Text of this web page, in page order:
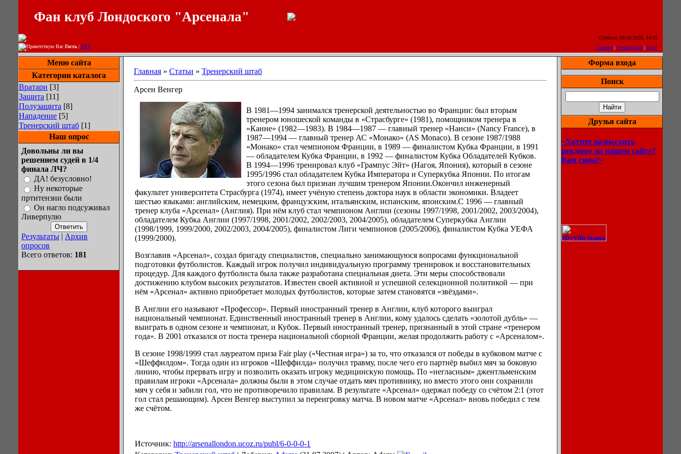
Фан клуб Лондоского "Арсенала"
Суббота, 08.08.2026, 14:15
Приветствую Вас Гость | RSS Главная | Регистрация | Вход
Меню сайта
Категории каталога
Вратари [3]
Защита [11]
Полузащита [8]
Нападение [5]
Тренерский штаб [1]
Наш опрос
Довольны ли вы
решением судей в 1/4
финала ЛЧ?
ДА! безусловно!
Ну некоторые
пртитензии были
Он нагло подсуживал
Ливерпулю
Результаты | Архив
опросов
Всего ответов: 181
Главная » Статьи » Тренерский штаб
Арсен Венгер
В 1981—1994 занимался тренерской деятельностью во Франции: был вторым
тренером юношеской команды в «Страсбурге» (1981), помощником тренера в
«Канне» (1982—1983). В 1984—1987 — главный тренер «Нанси» (Nancy France), в
1987—1994 — главный тренер АС «Монако» (AS Monaco). В сезоне 1987/1988
«Монако» стал чемпионом Франции, в 1989 — финалистом Кубка Франции, в 1991
— обладателем Кубка Франции, в 1992 — финалистом Кубка Обладателей Кубков.
В 1994—1996 тренировал клуб «Грампус Эйт» (Нагоя, Япония), который в сезоне
1995/1996 стал обладателем Кубка Императора и Суперкубка Японии. По итогам
этого сезона был признан лучшим тренером Японии.Окончил инженерный
факультет университета Страсбурга (1974), имеет учёную степень доктора наук в области экономики. Владеет
шестью языками: английским, немецким, французским, итальянским, испанским, японским.С 1996 — главный
тренер клуба «Арсенал» (Англия). При нём клуб стал чемпионом Англии (сезоны 1997/1998, 2001/2002, 2003/2004),
обладателем Кубка Англии (1997/1998, 2001/2002, 2002/2003, 2004/2005), обладателем Суперкубка Англии
(1998/1999, 1999/2000, 2002/2003, 2004/2005), финалистом Лиги чемпионов (2005/2006), финалистом Кубка УЕФА
(1999/2000).
Возглавив «Арсенал», создал бригаду специалистов, специально занимающуюся вопросами функциональной
подготовки футболистов. Каждый игрок получил индивидуальную программу тренировок и восстановительных
процедур. Для каждого футболиста была также разработана специальная диета. Эти меры способствовали
достижению клубом высоких результатов. Известен своей активной и успешной селекционной политикой — при
нём «Арсенал» активно приобретает молодых футболистов, которые затем становятся «звёздами».
В Англии его называют «Профессор». Первый иностранный тренер в Англии, клуб которого выиграл
национальный чемпионат. Единственный иностранный тренер в Англии, кому удалось сделать «золотой дубль» —
выиграть в одном сезоне и чемпионат, и Кубок. Первый иностранный тренер, признанный в этой стране «тренером
года». В 2001 отказался от поста тренера национальной сборной Франции, желая продолжить работу с «Арсеналом».
В сезоне 1998/1999 стал лауреатом приза Fair play («Честная игра») за то, что отказался от победы в кубковом матче с
«Шеффилдом». Тогда один из игроков «Шеффилда» получил травму, после чего его партнёр выбил мяч за боковую
линию, чтобы прервать игру и позволить оказать игроку медицинскую помощь. По «негласным» джентльменским
правилам игроки «Арсенала» должны были в этом случае отдать мяч противнику, но вместо этого они сохранили
мяч у себя и забили гол, что не противоречило правилам. В результате «Арсенал» одержал победу со счётом 2:1 (этот
гол стал решающим). Арсен Венгер выступил за переигровку матча. В новом матче «Арсенал» вновь победил с тем
же счётом.
Источник: http://arsenallondon.ucoz.ru/publ/6-0-0-0-1
Форма входа
Поиск
Друзья сайта
~Хотите разместить
рекламу на нашем сайте?
Вам сюда!~